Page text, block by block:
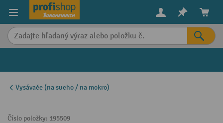
content
Vysávače (na sucho / na mokro)
Číslo položky: 195509